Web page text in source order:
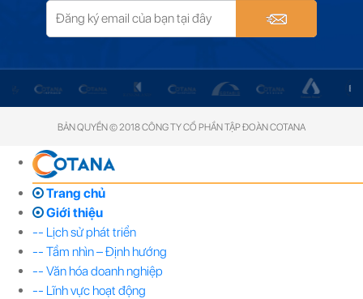
BẢN QUYỀN © 2018 CÔNG TY CỔ PHẦN TẬP ĐOÀN COTANA
Trang chủ
Giới thiệu
-- Lịch sử phát triển
-- Tầm nhìn – Định hướng
-- Văn hóa doanh nghiệp
-- Lĩnh vực hoạt động